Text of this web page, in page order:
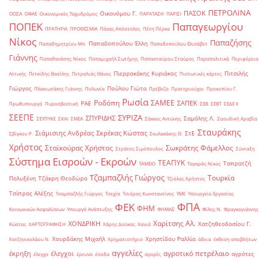
ΟΟΣΑ ΟΦΑΕ Οικονομικός Ταχυδρόμος Οικονόμου Γ. ΠΑΡΑΤΑΣΗ ΠΑΡΙΣΙ ΠΑΣΟΚ ΠΕΤΡΟΛΙΝΑ
ΠΟΠΕΚ ΠΡΑΤΗΡΙΑ ΠΡΟΘΕΣΜΙΑ Πάνας Απόστολος Πέτη Πέρκα Παπαγεωργίου
Νίκος Παπαδημητρίου Μπ. Παπαδοπούλου Έλλη Παπαδοπούλου Ελισάβετ Παπαζήσης
Γιάννης Παπαθανάσης Νίκος Παπαμιχαήλ Σωτήρης Παπασταύρου Σταύρος Παραπολιτικά Περιφέρεια
Αττικής Πετκίδης Βασίλης Πετραλιάς Θάνος Πιερρακάκης Κυριάκος Πιστωτικές κάρτες Πιτσιλής
Γιώργος Πλακιωτάκης Γιάννης Πολωνία Πούλου Γιώτα Πρέβεζα Πρατηριούχοι Προκοπίου Γ.
Πρωθυπουργό Πυροσβεστική ΡΑΕ Ροδόπη Ρωσία ΣΑΜΕΕ ΣΑΠΕΚ ΣΕΒ ΣΕΒΤ ΣΕΔΕ ΙΙ
ΣΕΕΠΕ ΣΕΥΠΥΚΕ ΣΚΑΙ ΣΜΕΑ ΣΠΥΡΙΔΗΣ ΣΥΡΙΖΑ Σάκκος Αντώνης Σαμόλης Λ. Σαουδική Αραβία
Σβίγκου Ρ. Σιάμισιης Ανδρέας Σκρέκας Κώστας Σκυλακάκης Θ. ΣτΕ Σταυράκης
Χρήστος Σταϊκούρας Χρήστος Στράτος Σιμόπουλος Σωκράτης Φάμελλος Σύνταξη
Σύστημα Εισροών - Εκροών ΤΑΜΕΙΟ ΤΕΑΠΥΚ Ταγαράς Νίκος Ταπρατζή
Πολυξένη Τζάκρη Θεοδώρα Τζαμπαζλής Γιώργος Τζιόλας Χρήστος Τουρκία
Τσίπρας Αλέξης Τσαμπαζλής Γιώργος Τσεχία Τσιάρας Κωνσταντίνος ΥΜΕ Υπουργείο Εργασίας
Κοινωνικών Ασφαλίσεων Υπουργό Ανάπτυξης ΦΕΚ ΦΗΜ ΦΗΜΑΣ ΦΠΑ Φίλης Ν. Φραγκογιάννης
Κώστας ΧΑΡΤΟΓΡΑΦΗΣΗ ΧΟΝΔΡΙΚΗ Χάρης Δούκας Χανιά Χαρίτσης Αλ. Χατζηθεοδοσίου Γ.
Χατζηνικολάου Ν. Χουρδάκης Μιχαήλ Χρηματιστήριο Χρηστίδου Ραλλία άδεια έκθεση αποβλήτων
έκρηξη έλεγχο έλεγχοι έρευνα έσοδα αγγελίες αγορές αγροτικό πετρέλαιο αγρότες